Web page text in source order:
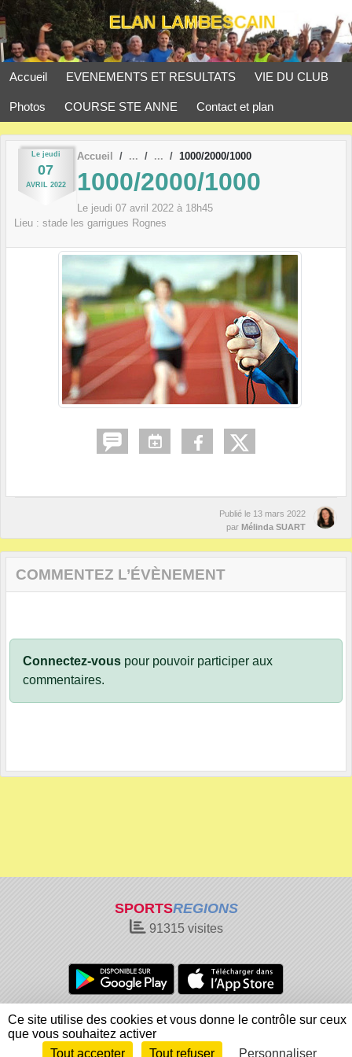
Accueil EVENEMENTS ET RESULTATS VIE DU CLUB
Photos COURSE STE ANNE Contact et plan
Le jeudi
07
AVRIL 2022
Accueil 1000/2000/1000
1000/2000/1000
Le jeudi 07 avril 2022 à 18h45
Lieu : stade les garrigues Rognes
Publié le 13 mars 2022
par Mélinda SUART
COMMENTEZ L’ÉVÈNEMENT
Connectez-vous pour pouvoir participer aux
commentaires.
SPORTSREGIONS
91315visites
Charte cookies
Gestion des cookies
Informations légales
Signaler un contenu inapproprié
Envie de participer ?
Panneau de gestion des cookies
Ce site utilise des cookies et vous donne le contrôle sur ceux
que vous souhaitez activer
Tout accepter
Tout refuser Personnaliser